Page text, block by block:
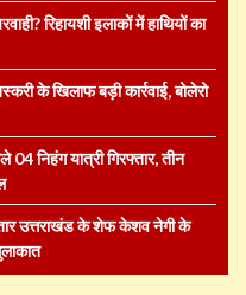
रिहायशी इलाकों में हाथियों का
के खिलाफ बड़ी कार्रवाई, बोलेरो
04 निहंग यात्री गिरफ्तार, तीन
उत्तराखंड के शेफ केशव नेगी के